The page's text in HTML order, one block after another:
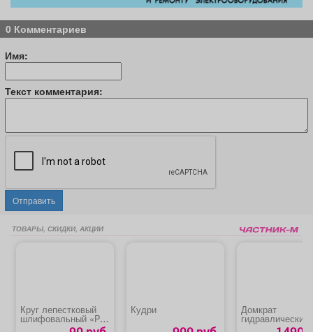
0 Комментариев
Имя:
Текст комментария:
Отправить
ТОВАРЫ, СКИДКИ, АКЦИИ
Круг лепестковый
шлифовальный «P80
TARG»
Кудри Домкрат
гидравлический
бутылочный